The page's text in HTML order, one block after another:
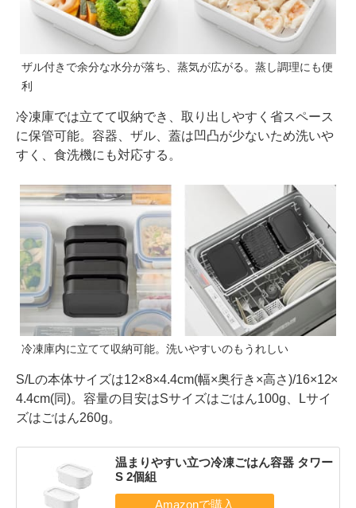
ザル付きで余分な水分が落ち、蒸気が広がる。蒸し調理にも便
利
冷凍庫では立てて収納でき、取り出しやすく省スペース
に保管可能。容器、ザル、蓋は凹凸が少ないため洗いや
すく、食洗機にも対応する。
冷凍庫内に立てて収納可能。洗いやすいのもうれしい
S/Lの本体サイズは12×8×4.4cm(幅×奥行き×高さ)/16×12×
4.4cm(同)。容量の目安はSサイズはごはん100g、Lサイ
ズはごはん260g。
温まりやすい立つ冷凍ごはん容器 タワー
S 2個組